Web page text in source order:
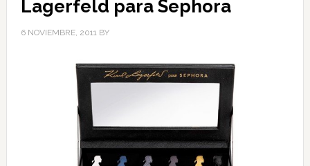
Lagerfeld para Sephora
6 NOVIEMBRE, 2011BY